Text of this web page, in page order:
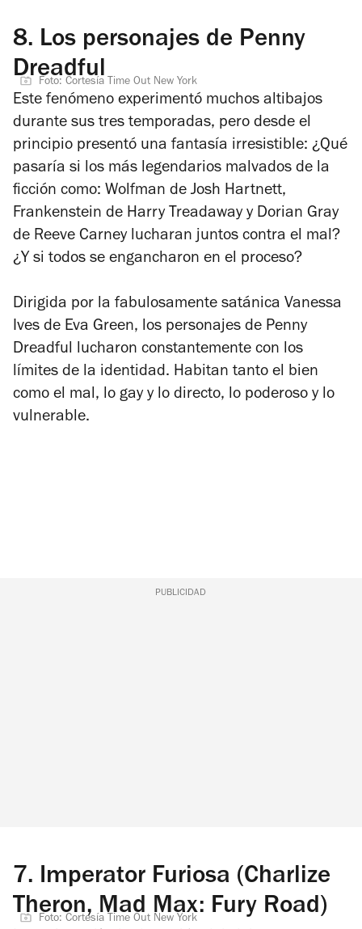
8. Los personajes de Penny
Dreadful
Foto: Cortesía Time Out New York
Este fenómeno experimentó muchos altibajos
durante sus tres temporadas, pero desde el
principio presentó una fantasía irresistible: ¿Qué
pasaría si los más legendarios malvados de la
ficción como: Wolfman de Josh Hartnett,
Frankenstein de Harry Treadaway y Dorian Gray
de Reeve Carney lucharan juntos contra el mal?
¿Y si todos se engancharon en el proceso?
Dirigida por la fabulosamente satánica Vanessa
Ives de Eva Green, los personajes de Penny
Dreadful lucharon constantemente con los
límites de la identidad. Habitan tanto el bien
como el mal, lo gay y lo directo, lo poderoso y lo
vulnerable.
PUBLICIDAD
7. Imperator Furiosa (Charlize
Theron, Mad Max: Fury Road)
Foto: Cortesía Time Out New York